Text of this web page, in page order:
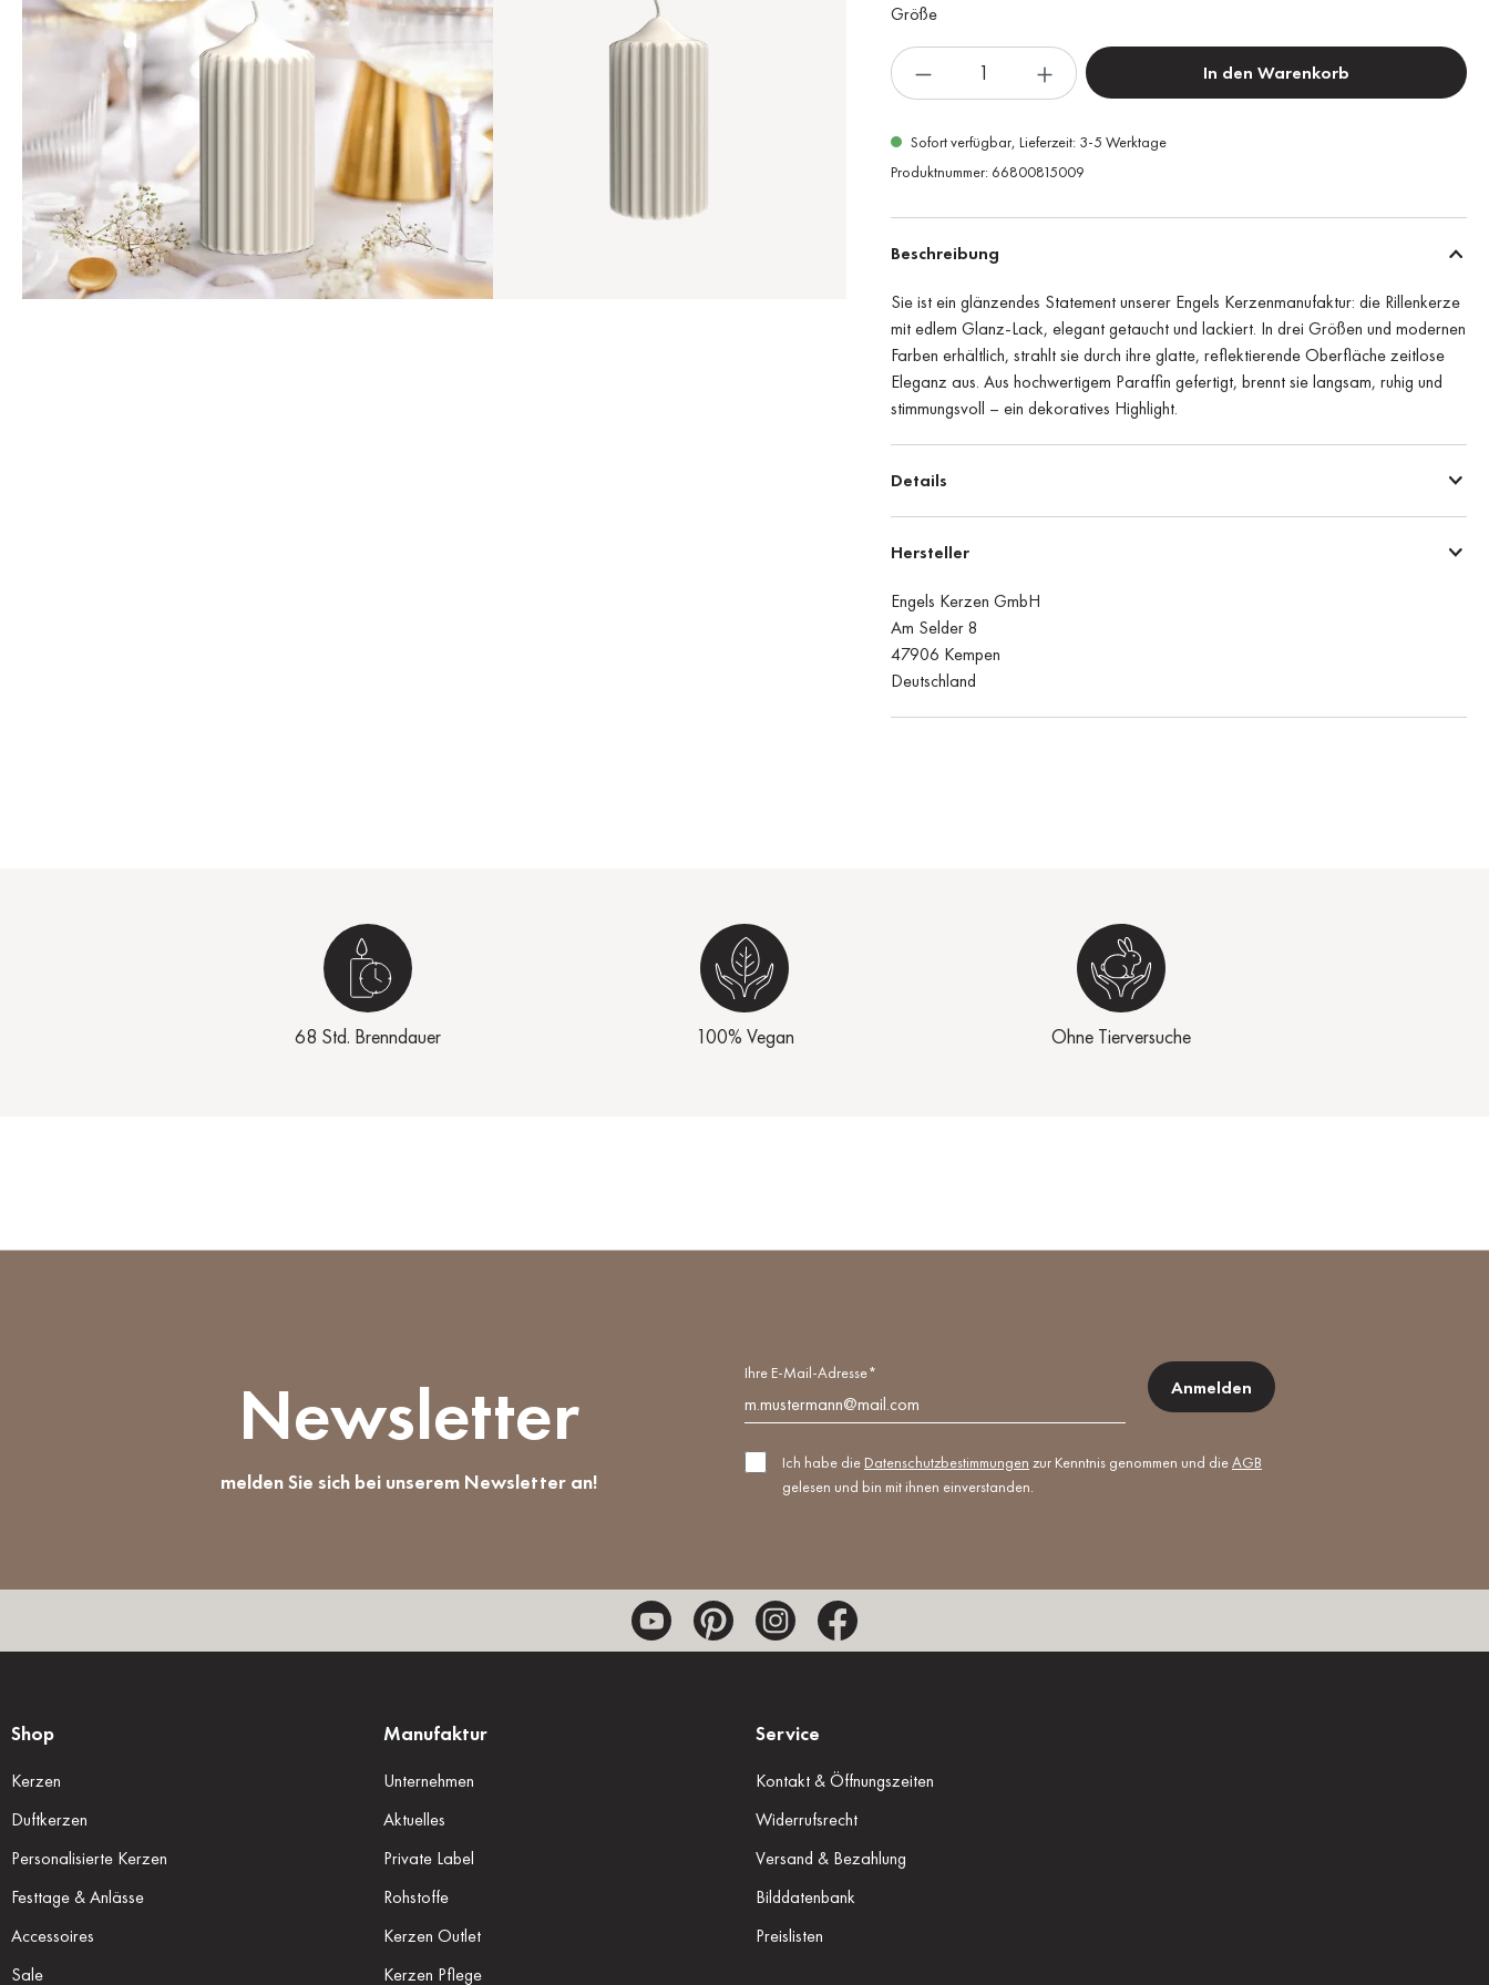
Größe
In den Warenkorb
Sofort verfügbar, Lieferzeit: 3-5 Werktage
Produktnummer: 66800815009
Beschreibung
Sie ist ein glänzendes Statement unserer Engels Kerzenmanufaktur: die Rillenkerze
mit edlem Glanz-Lack, elegant getaucht und lackiert. In drei Größen und modernen
Farben erhältlich, strahlt sie durch ihre glatte, reflektierende Oberfläche zeitlose
Eleganz aus. Aus hochwertigem Paraffin gefertigt, brennt sie langsam, ruhig und
stimmungsvoll – ein dekoratives Highlight.
Details
Hersteller
Engels Kerzen GmbH
Am Selder 8
47906 Kempen
Deutschland
68 Std. Brenndauer 100% Vegan Ohne Tierversuche
Newsletter
melden Sie sich bei unserem Newsletter an!
Ihre E-Mail-Adresse*
Anmelden
Ich habe die Datenschutzbestimmungen zur Kenntnis genommen und dieAGB
gelesen und bin mit ihnen einverstanden.
Shop
Kerzen
Duftkerzen
Personalisierte Kerzen
Festtage & Anlässe
Accessoires
Sale
Manufaktur
Unternehmen
Aktuelles
Private Label
Rohstoffe
Kerzen Outlet
Kerzen Pflege
Service
Kontakt & Öffnungszeiten
Widerrufsrecht
Versand & Bezahlung
Bilddatenbank
Preislisten